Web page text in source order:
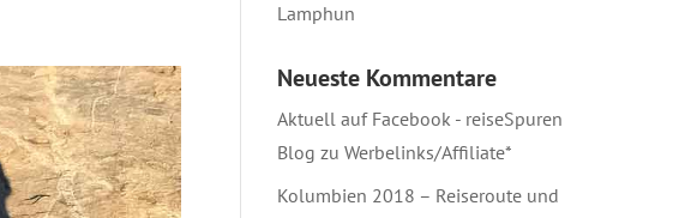
Lamphun
Neueste Kommentare
Aktuell auf Facebook - reiseSpuren
Blog zu Werbelinks/Affiliate*
Kolumbien 2018 – Reiseroute und